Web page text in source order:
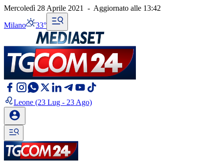
Mercoledì 28 Aprile 2021 - Aggiornato alle 13:42
Milano 33°
Leone (23 Lug - 23 Ago)